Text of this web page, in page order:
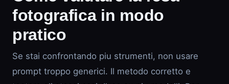
fotografica in modo
pratico
Se stai confrontando piu strumenti, non usare
prompt troppo generici. Il metodo corretto e